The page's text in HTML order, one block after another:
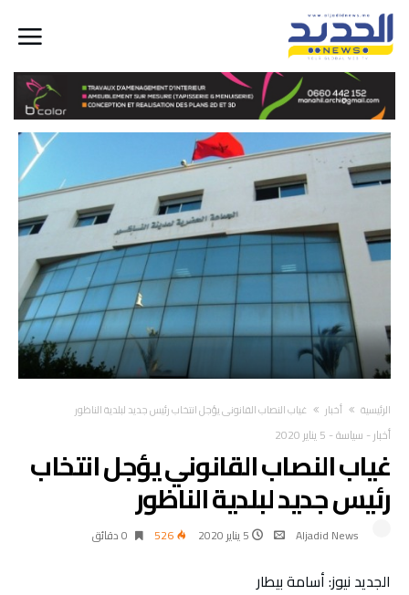
‫الرئيسية‬ أخبار غياب النصاب القانوني يؤجل انتخاب رئيس جديد لبلدية الناظور
أخبار- سياسة- 5 يناير 2020
غياب النصاب القانوني يؤجل انتخاب
رئيس جديد لبلدية الناظور
Aljadid News 5 يناير 2020 526 0 ‫دقائق‬
الجديد نيوز: أسامة بيطار